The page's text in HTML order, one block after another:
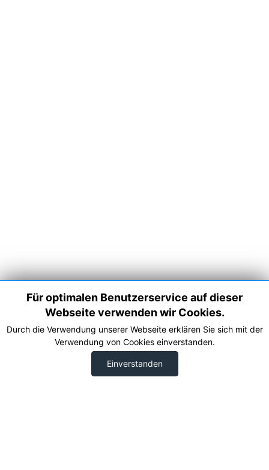
Für optimalen Benutzerservice auf dieser
Webseite verwenden wir Cookies.
Durch die Verwendung unserer Webseite erklären Sie sich mit der
Verwendung von Cookies einverstanden.
Einverstanden